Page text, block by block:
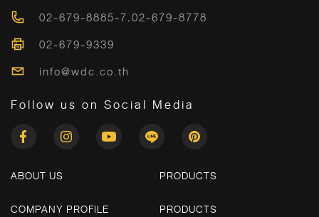
02-679-8885-7,02-679-8778
02-679-9339
info@wdc.co.th
Follow us on Social Media
ABOUT US
COMPANY PROFILE
PRODUCTS
PRODUCTS